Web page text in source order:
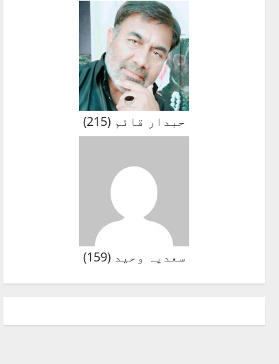
حبدار قائم(
215
)
سعدیہ وحید(
159
)